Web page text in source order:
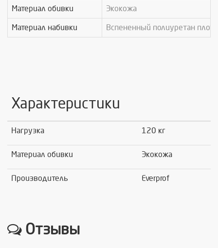
Материал обивки Экокожа
Материал набивки Вспененный полиуретан
Характеристики
Нагрузка 120 кг
Материал обивки Экокожа
Производитель Everprof
Отзывы